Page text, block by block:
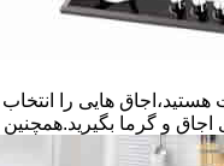
هایی را انتخاب
و گرما